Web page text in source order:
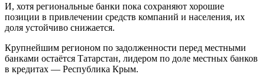
И, хотя региональные банки пока сохраняют хорошие
позиции в привлечении средств компаний и населения, их
доля устойчиво снижается.
Крупнейшим регионом по задолженности перед местными
банками остаётся Татарстан, лидером по доле местных банков
в кредитах — Республика Крым.